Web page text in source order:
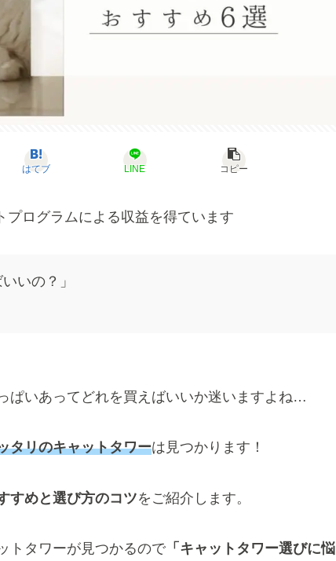
はてブ LINE コピー
プログラムによる収益を得ています
いの？」
ぱいあってどれを買えばいいか迷いますよね…
タリのキャットタワーは見つかります！
すめと選び方のコツをご紹介します。
トタワーが見つかるので「キャットタワー選びに悩